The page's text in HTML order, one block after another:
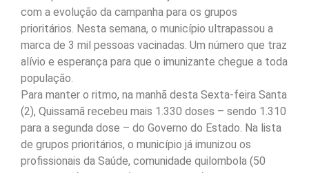
com a evolução da campanha para os grupos
prioritários. Nesta semana, o município ultrapassou a
marca de 3 mil pessoas vacinadas. Um número que traz
alívio e esperança para que o imunizante chegue a toda
população.
Para manter o ritmo, na manhã desta Sexta-feira Santa
(2), Quissamã recebeu mais 1.330 doses – sendo 1.310
para a segunda dose – do Governo do Estado. Na lista
de grupos prioritários, o município já imunizou os
profissionais da Saúde, comunidade quilombola (50